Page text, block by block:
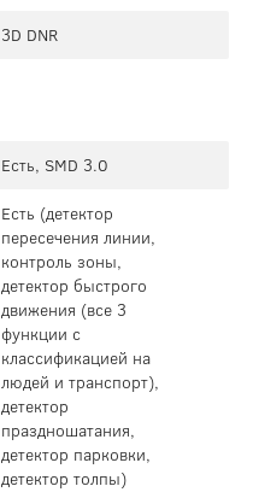
3D DNR
Есть, SMD 3.0
Есть (детектор
пересечения линии,
контроль зоны,
детектор быстрого
движения (все 3
функции с
классификацией на
людей и транспорт),
детектор
праздношатания,
детектор парковки,
детектор толпы)